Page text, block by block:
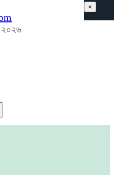
২০২৬
×